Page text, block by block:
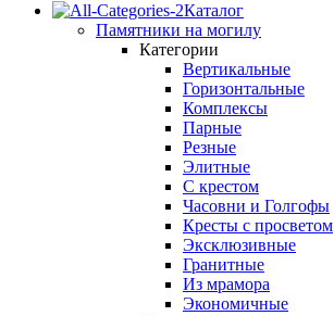
Каталог
Памятники на могилу
Категории
Вертикальные
Горизонтальные
Комплексы
Парные
Резные
Элитные
С крестом
Часовни и Голгофы
Кресты с просветом
Эксклюзивные
Гранитные
Из мрамора
Экономичные